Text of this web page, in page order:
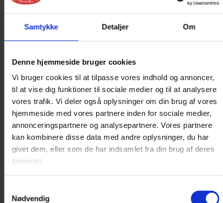
Samtykke Detaljer Om
Denne hjemmeside bruger cookies
Vi bruger cookies til at tilpasse vores indhold og annoncer,
til at vise dig funktioner til sociale medier og til at analysere
vores trafik. Vi deler også oplysninger om din brug af vores
hjemmeside med vores partnere inden for sociale medier,
annonceringspartnere og analysepartnere. Vores partnere
kan kombinere disse data med andre oplysninger, du har
givet dem, eller som de har indsamlet fra din brug af deres
tjenester.
Nødvendig
SUITE
Nyd den ugenerede fantastiske udsigt over
Limfjorden fra vores suiter i tagetagen. 23 kvm
værelse...
Læs mere